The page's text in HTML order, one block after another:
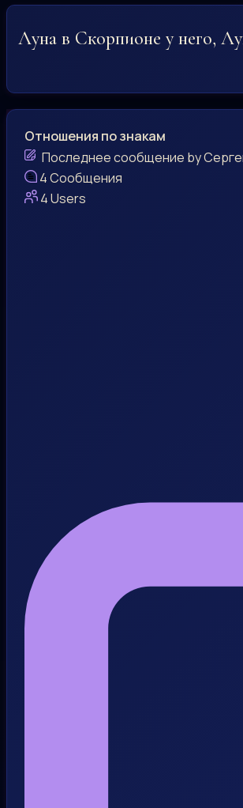
Луна в Скорпионе у него,
Отношения по знакам
Последнее сообщение by
4Сообщения
4Users